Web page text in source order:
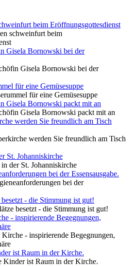
schweinfurt beim
Gisela Bornowski bei der
für eine Gemüsesuppe
Gisela Bornowski packt mit an
werden Sie freundlich am Tisch
der St. Johanniskirche
bei der
besetzt - die Stimmung ist gut!
Kirche - inspirierende Begegnungen,
Kinder ist Raum in der Kirche.